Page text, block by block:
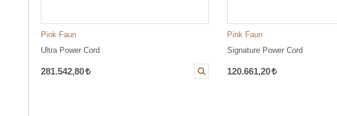
Pink Faun
Ultra Power Cord
281.542,80
Pink Faun
Signature Power Cord
120.661,20